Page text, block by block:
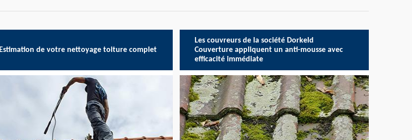
Estimation de votre nettoyage toiture complet
Les couvreurs de la société Dorkeld
Couverture appliquent un anti-mousse avec
efficacité immédiate